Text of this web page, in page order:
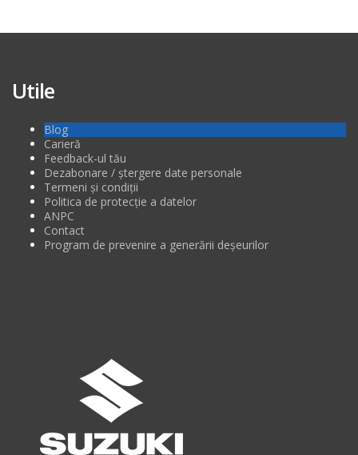
Utile
Blog
Carieră
Feedback-ul tău
Dezabonare / ștergere date personale
Termeni și condiții
Politica de protecție a datelor
ANPC
Contact
Program de prevenire a generării deșeurilor